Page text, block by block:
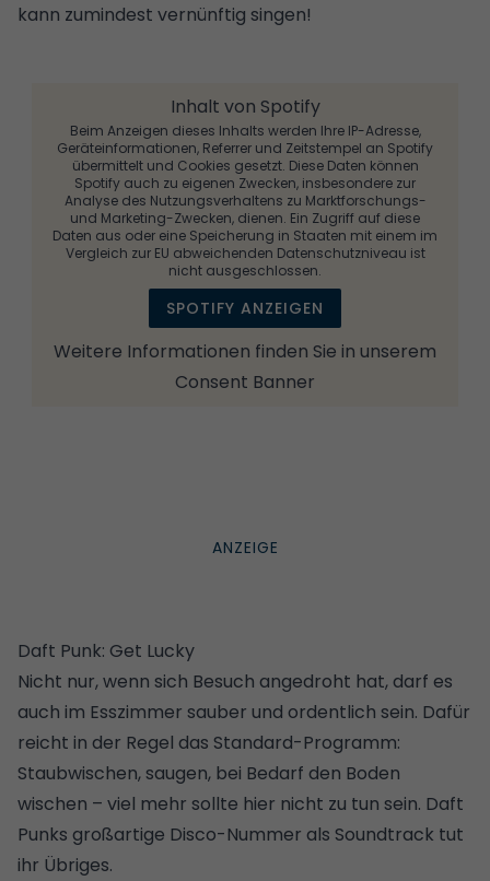
kann zumindest vernünftig singen!
Inhalt von Spotify
Beim Anzeigen dieses Inhalts werden Ihre IP-Adresse,
Geräteinformationen, Referrer und Zeitstempel an Spotify
übermittelt und Cookies gesetzt. Diese Daten können
Spotify auch zu eigenen Zwecken, insbesondere zur
Analyse des Nutzungsverhaltens zu Marktforschungs-
und Marketing-Zwecken, dienen. Ein Zugriff auf diese
Daten aus oder eine Speicherung in Staaten mit einem im
Vergleich zur EU abweichenden Datenschutzniveau ist
nicht ausgeschlossen.
SPOTIFY ANZEIGEN
Weitere Informationen finden Sie in unserem
Consent Banner
Daft Punk: Get Lucky
Nicht nur, wenn sich Besuch angedroht hat, darf es
auch im Esszimmer sauber und ordentlich sein. Dafür
reicht in der Regel das Standard-Programm:
Staubwischen, saugen, bei Bedarf den Boden
wischen – viel mehr sollte hier nicht zu tun sein. Daft
Punks großartige Disco-Nummer als Soundtrack tut
ihr Übriges.